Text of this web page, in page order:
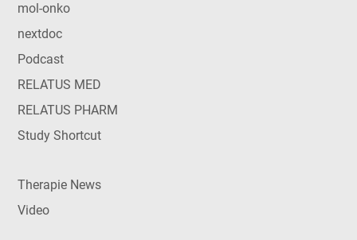
mol-onko
nextdoc
Podcast
RELATUS MED
RELATUS PHARM
Study Shortcut
Therapie News
Video